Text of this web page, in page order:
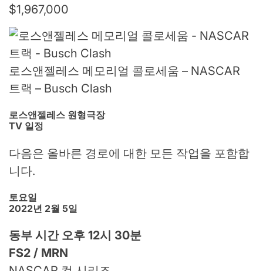
$1,967,000
로스앤젤레스 메모리얼 콜로세움 – NASCAR
트랙 – Busch Clash
로스앤젤레스 원형극장
TV 일정
다음은 올바른 경로에 대한 모든 작업을 포함합
니다.
토요일
2022년 2월 5일
동부 시간 오후 12시 30분
FS2 / MRN